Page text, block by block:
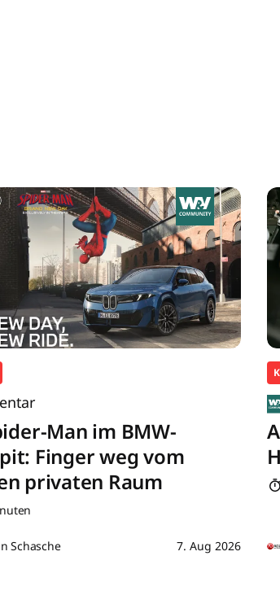
Man im BMW-
Finger weg vom
privaten Raum
Schasche 7. Aug 2026